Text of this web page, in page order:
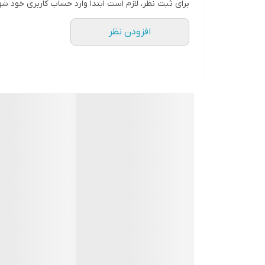
لطفا با دقت اندازه های خود را انتخاب بفرماییدچون
برای ثبت نظر، لازم است ابتدا وارد حساب کاربری خود
افزودن نظر